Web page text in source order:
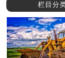
栏目分